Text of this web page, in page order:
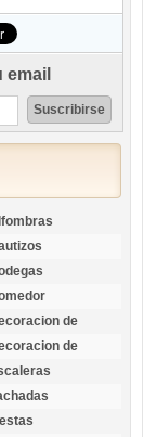
email
de
de